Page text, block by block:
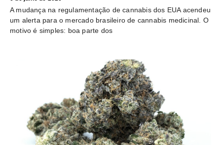
A mudança na regulamentação de cannabis dos EUA acendeu
um alerta para o mercado brasileiro de cannabis medicinal. O
motivo é simples: boa parte dos